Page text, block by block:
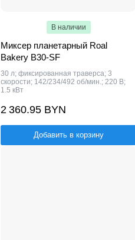
В наличии
Миксер планетарный Roal
Bakery B30-SF
30 л; фиксированная траверса; 3
скорости; 142/234/492 об/мин.; 220 В;
1.5 кВт
2 360.95 BYN
Добавить в корзину